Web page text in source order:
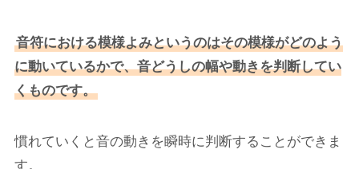
音符における模様よみというのはその模様がどのよう
に動いているかで、音どうしの幅や動きを判断してい
くものです。
慣れていくと音の動きを瞬時に判断することができま
す。